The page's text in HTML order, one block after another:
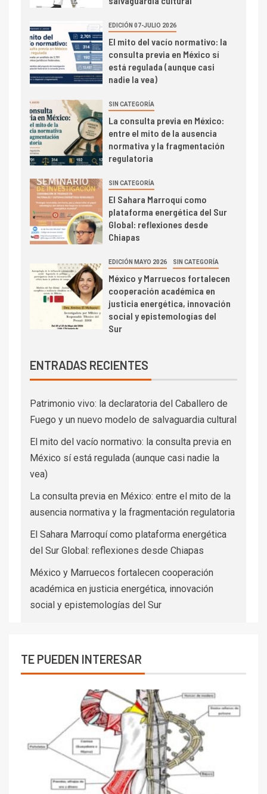
EDICIÓN 07-JULIO 2026
El mito del vacío normativo: la
consulta previa en México sí
está regulada (aunque casi
nadie la vea)
SIN CATEGORÍA
La consulta previa en México:
entre el mito de la ausencia
normativa y la fragmentación
regulatoria
SIN CATEGORÍA
El Sahara Marroquí como
plataforma energética del Sur
Global: reflexiones desde
Chiapas
EDICIÓN MAYO 2026 SIN CATEGORÍA
México y Marruecos fortalecen
cooperación académica en
justicia energética, innovación
social y epistemologías del
Sur
ENTRADAS RECIENTES
Patrimonio vivo: la declaratoria del Caballero de
Fuego y un nuevo modelo de salvaguardia cultural
El mito del vacío normativo: la consulta previa en
México sí está regulada (aunque casi nadie la
vea)
La consulta previa en México: entre el mito de la
ausencia normativa y la fragmentación regulatoria
El Sahara Marroquí como plataforma energética
del Sur Global: reflexiones desde Chiapas
México y Marruecos fortalecen cooperación
académica en justicia energética, innovación
social y epistemologías del Sur
TE PUEDEN INTERESAR